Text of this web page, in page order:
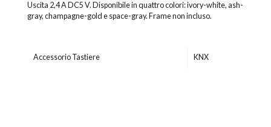
Uscita 2,4 A DC5 V. Disponibile in quattro colori: ivory-white, ash-
gray, champagne-gold e space-gray. Frame non incluso.
Accessorio Tastiere KNX